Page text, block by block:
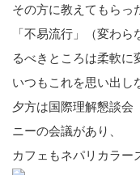
その方に教えてもらっ
「不易流行」（変わ
るべきところは柔軟に
いつもこれを思い出し
夕方は国際理解懇談会
ニーの会議があり、
カフェもネパリカラー